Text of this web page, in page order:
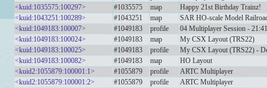
<kuid:1035575:100297>
#1035575 map
Happy 21st Birthday Trainz!
<kuid:1043251:100289>
#1043251 map
SAR HO-scale Model
<kuid:1049183:100007>
#1049183 profile
04 Multiplayer Session -
<kuid:1049183:100024>
#1049183 map
My CSX Layout (TRS22)
<kuid:1049183:100025>
#1049183 profile
My CSX Layout (TRS22) -
<kuid:1049183:100082>
#1049183 map
HO Layout
<kuid2:1055879:100001:1>
#1055879 profile
ARTC Multiplayer
<kuid2:1055879:100001:2>
#1055879 profile
ARTC Multiplayer